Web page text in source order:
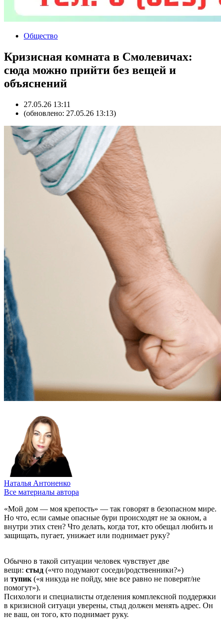
Общество
Кризисная комната в Смолевичах:
сюда можно прийти без вещей и
объяснений
27.05.26 13:11
(обновлено: 27.05.26 13:13)
Наталья Антоненко
Все материалы автора
«Мой дом — моя крепость» — так говорят в безопасном мире.
Но что, если самые опасные бури происходят не за окном, а
внутри этих стен? Что делать, когда тот, кто обещал любить и
защищать, пугает, унижает или поднимает руку?
Обычно в такой ситуации человек чувствует две
вещи: стыд («что подумают соседи/родственники?»)
и тупик («я никуда не пойду, мне все равно не поверят/не
помогут»).
Психологи и специалисты отделения комплексной поддержки
в кризисной ситуаци уверены, стыд должен менять адрес. Он
не ваш, он того, кто поднимает руку.